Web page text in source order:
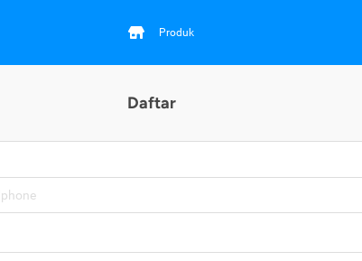
Produk
Daftar